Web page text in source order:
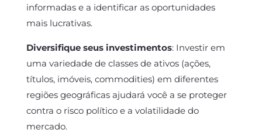
informadas e a identificar as oportunidades
mais lucrativas.
Diversifique seus investimentos: Investir em
uma variedade de classes de ativos (ações,
títulos, imóveis, commodities) em diferentes
regiões geográficas ajudará você a se proteger
contra o risco político e a volatilidade do
mercado.